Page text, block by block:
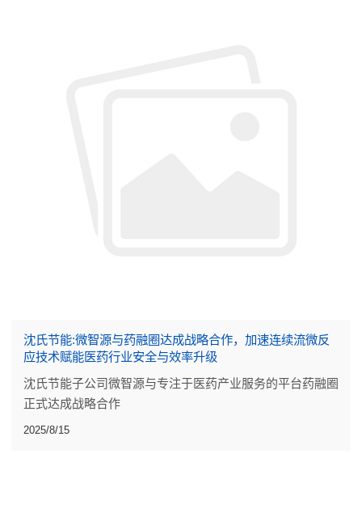
沈氏节能:微智源与药融圈达成战略合作，加速连续流微反
应技术赋能医药行业安全与效率升级
沈氏节能子公司微智源与专注于医药产业服务的平台药融圈
正式达成战略合作
2025/8/15